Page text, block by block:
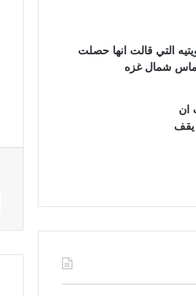
التي قالت انها حصلت
شمال غزه
ان
يقف